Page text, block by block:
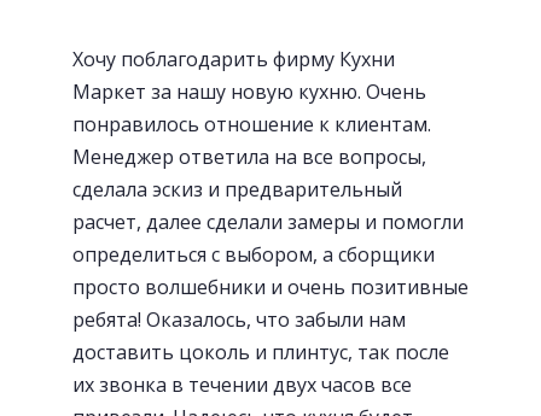
Хочу поблагодарить фирму Кухни
Маркет за нашу новую кухню. Очень
понравилось отношение к клиентам.
Менеджер ответила на все вопросы,
сделала эскиз и предварительный
расчет, далее сделали замеры и помогли
определиться с выбором, а сборщики
просто волшебники и очень позитивные
ребята! Оказалось, что забыли нам
доставить цоколь и плинтус, так после
их звонка в течении двух часов все